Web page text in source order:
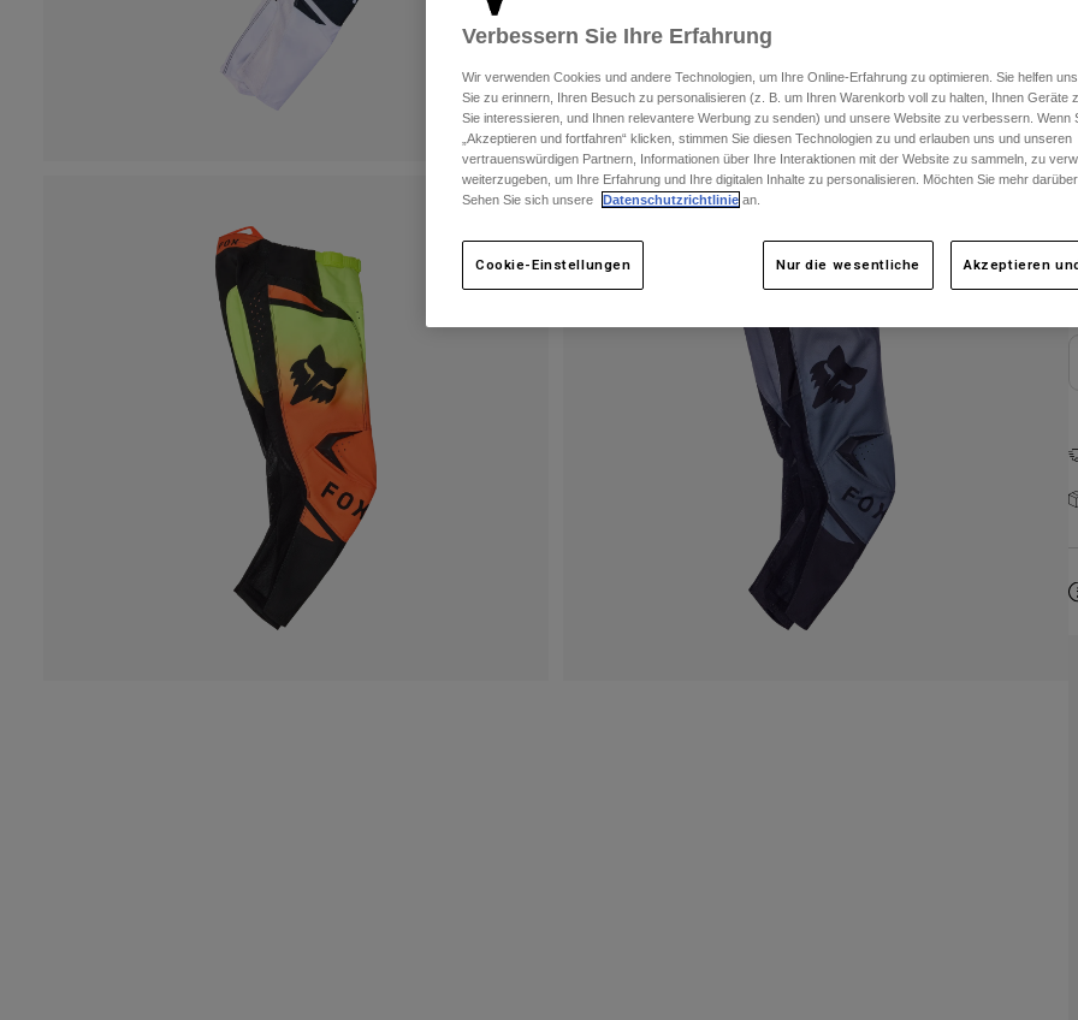
Verbessern Sie Ihre Erfahrung
Wir verwenden Cookies und andere Technologien, um Ihre Online-Erfahrung zu optimieren. Sie helfen
Sie zu erinnern, Ihren Besuch zu personalisieren (z. B. um Ihren Warenkorb voll zu halten, Ihnen Geräte
Sie interessieren, und Ihnen relevantere Werbung zu senden) und unsere Website zu verbessern. Wenn
„Akzeptieren und fortfahren“ klicken, stimmen Sie diesen Technologien zu und erlauben uns und unseren
vertrauenswürdigen Partnern, Informationen über Ihre Interaktionen mit der Website zu sammeln, zu
weiterzugeben, um Ihre Erfahrung und Ihre digitalen Inhalte zu personalisieren. Möchten Sie mehr
Sehen Sie sich unsere
Datenschutzrichtlinie an.
Cookie-Einstellungen Nur die wesentliche Akzeptieren